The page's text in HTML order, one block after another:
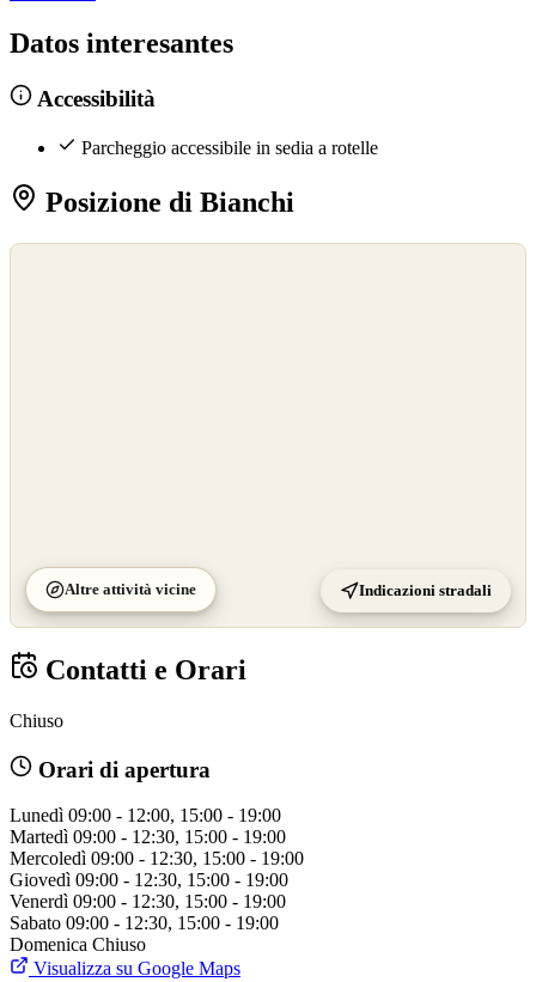
Datos interesantes
Accessibilità
Parcheggio accessibile in sedia a rotelle
Posizione di Bianchi
Altre attività vicine Indicazioni stradali
Contatti e Orari
Chiuso
Orari di apertura
Lunedì 09:00 - 12:00, 15:00 - 19:00
Martedì 09:00 - 12:30, 15:00 - 19:00
Mercoledì 09:00 - 12:30, 15:00 - 19:00
Giovedì 09:00 - 12:30, 15:00 - 19:00
Venerdì 09:00 - 12:30, 15:00 - 19:00
Sabato 09:00 - 12:30, 15:00 - 19:00
Domenica Chiuso
Visualizza su Google Maps